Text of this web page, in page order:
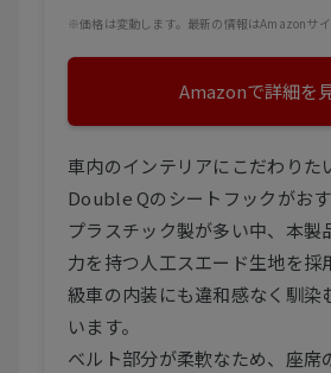
※価格は変動します。最新の情報はAmazonサイ
Amazonで詳細を
車内のインテリアにこだわりた
Double Qのシートフックがおす
プラスチック製が多い中、本製
力を持つ人工スエード生地を採
級車の内装にも違和感なく馴染
います。
ベルト部分が柔軟なため、座席